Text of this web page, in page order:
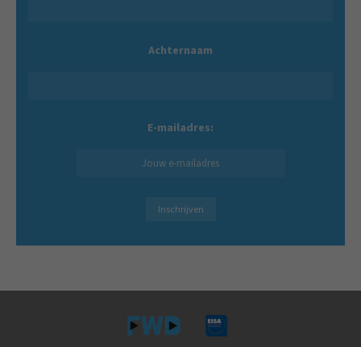
Achternaam
E-mailadres: